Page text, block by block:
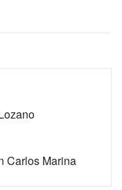
Carlos Marina